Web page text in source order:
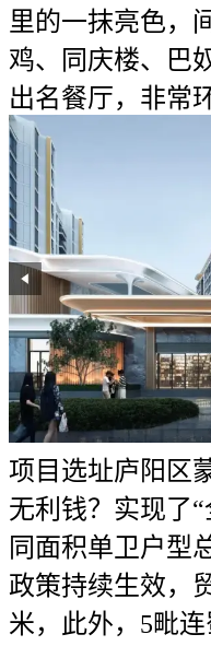
里的一抹亮色，
鸡、同庆楼、巴
出名餐厅，非常
项目选址庐阳区
无利钱？实现了
同面积单卫户型
政策持续生效，
米，此外，5毗